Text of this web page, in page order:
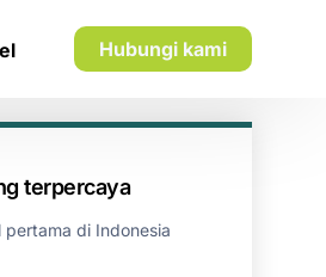
Hubungi kami
terpercaya
di Indonesia